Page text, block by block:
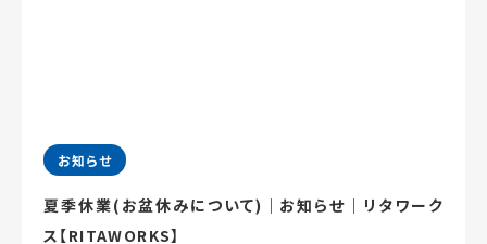
お知らせ
夏季休業(お盆休みについて)｜お知らせ｜リタワーク
ス【RITAWORKS】